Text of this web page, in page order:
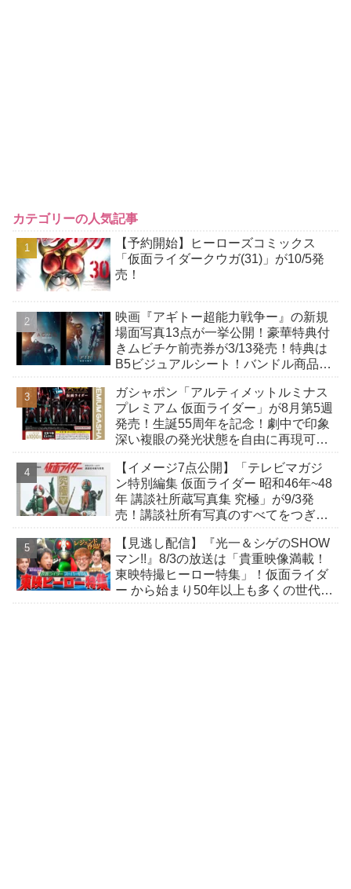
カテゴリーの人気記事
【予約開始】ヒーローズコミックス
「仮面ライダークウガ(31)」が10/5発
売！
映画『アギトー超能力戦争ー』の新規
場面写真13点が一挙公開！豪華特典付
きムビチケ前売券が3/13発売！特典は
B5ビジュアルシート！バンドル商品付
ガシャポン「アルティメットルミナス
プレミアム 仮面ライダー」が8月第5週
発売！生誕55周年を記念！劇中で印象
深い複眼の発光状態を自由に再現可
【イメージ7点公開】「テレビマガジ
ン特別編集 仮面ライダー 昭和46年~48
年 講談社所蔵写真集 究極」が9/3発
売！講談社所有写真のすべてをつぎ込
【見逃し配信】『光一＆シゲのSHOW
マン!!』8/3の放送は「貴重映像満載！
東映特撮ヒーロー特集」！仮面ライダ
ー から始まり50年以上も多くの世代に